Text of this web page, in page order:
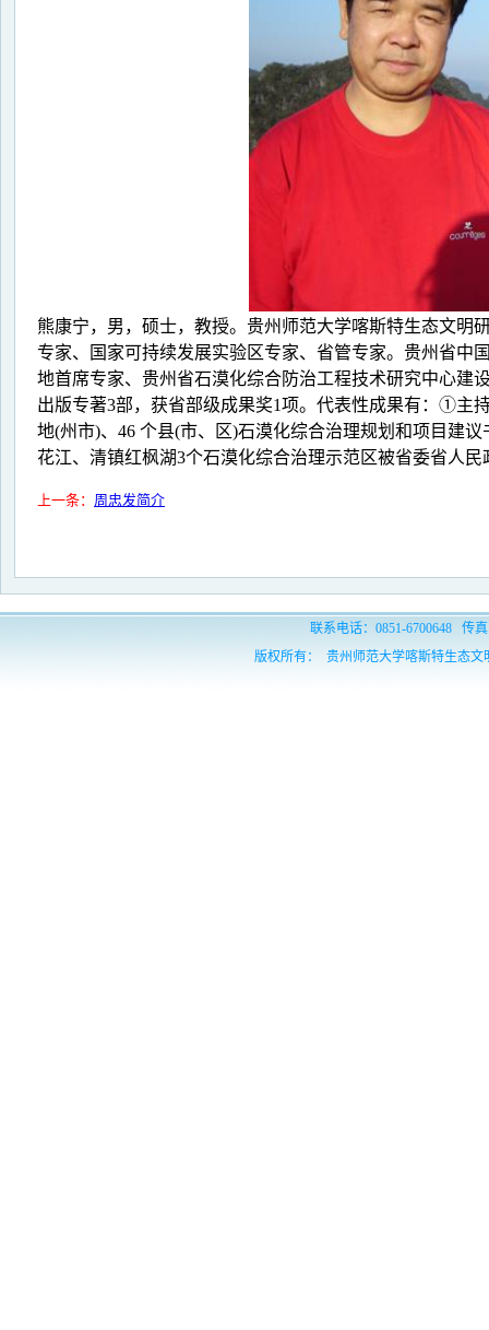
熊康宁，男，硕士，教授。贵州师范大学喀斯特生态文明
专家、国家可持续发展实验区专家、省管专家。贵州省中
地首席专家、贵州省石漠化综合防治工程技术研究中心建
出版专著3部，获省部级成果奖1项。代表性成果有：①主
地(州市)、46 个县(市、区)石漠化综合治理规划和项目建
花江、清镇红枫湖3个石漠化综合治理示范区被省委省人
上一条： 周忠发简介
联系电话：0851-6700648 传
版权所有： 贵州师范大学喀斯特生态文